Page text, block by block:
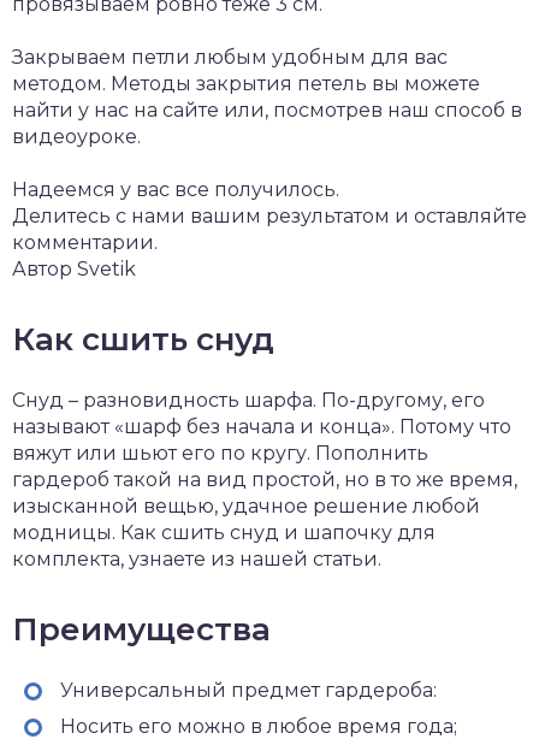
Закрываем петли любым удобным для вас
методом. Методы закрытия петель вы можете
найти у нас на сайте или, посмотрев наш способ в
видеоуроке.
Надеемся у вас все получилось.
Делитесь с нами вашим результатом и оставляйте
комментарии.
Автор Svetik
Как сшить снуд
Снуд – разновидность шарфа. По-другому, его
называют «шарф без начала и конца». Потому что
вяжут или шьют его по кругу. Пополнить
гардероб такой на вид простой, но в то же время,
изысканной вещью, удачное решение любой
модницы. Как сшить снуд и шапочку для
комплекта, узнаете из нашей статьи.
Преимущества
Универсальный предмет гардероба:
Носить его можно в любое время года;